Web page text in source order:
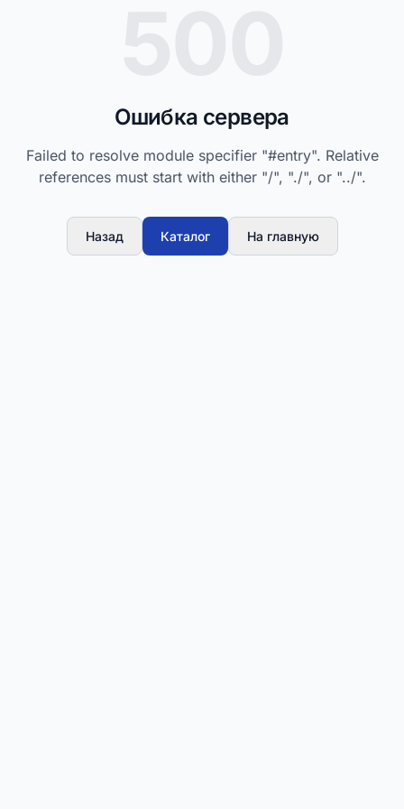
Ошибка сервера
Failed to resolve module specifier "#entry". Relative
references must start with either "/", "./", or "../".
Назад Каталог На главную